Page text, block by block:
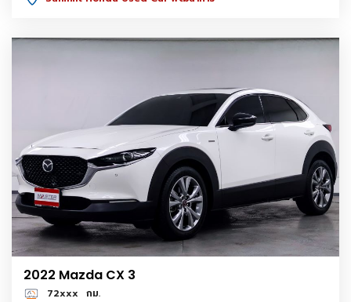
2022 Mazda CX 3
72xxx กม.